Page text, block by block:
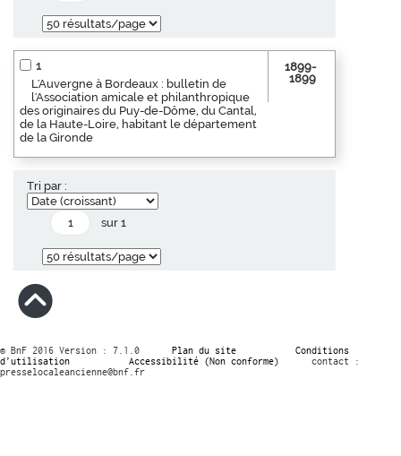
1
L'Auvergne à Bordeaux : bulletin de
l'Association amicale et philanthropique
des originaires du Puy-de-Dôme, du Cantal,
de la Haute-Loire, habitant le département
de la Gironde
1899-
1899
Tri par :
sur 1
© BnF 2016 Version : 7.1.0 Plan du site
Conditions
d’utilisation
Accessibilité (Non conforme)
contact :
presselocaleancienne@bnf.fr